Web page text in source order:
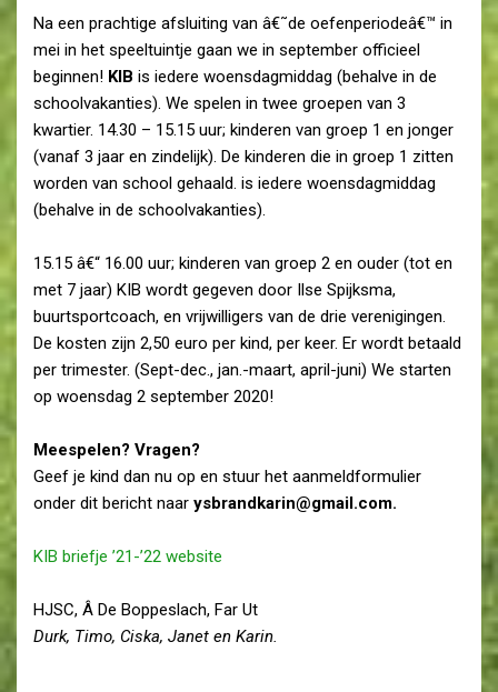
Na een prachtige afsluiting van â€˜de oefenperiodeâ€™ in
mei in het speeltuintje gaan we in september officieel
beginnen! KIB is iedere woensdagmiddag (behalve in de
schoolvakanties). We spelen in twee groepen van 3
kwartier. 14.30 – 15.15 uur; kinderen van groep 1 en jonger
(vanaf 3 jaar en zindelijk). De kinderen die in groep 1 zitten
worden van school gehaald. is iedere woensdagmiddag
(behalve in de schoolvakanties).
15.15 â€“ 16.00 uur; kinderen van groep 2 en ouder (tot en
met 7 jaar) KIB wordt gegeven door Ilse Spijksma,
buurtsportcoach, en vrijwilligers van de drie verenigingen.
De kosten zijn 2,50 euro per kind, per keer. Er wordt betaald
per trimester. (Sept-dec., jan.-maart, april-juni) We starten
op woensdag 2 september 2020!
Meespelen? Vragen?
Geef je kind dan nu op en stuur het aanmeldformulier
onder dit bericht naar ysbrandkarin@gmail.com.
KIB briefje ’21-’22 website
HJSC, Â De Boppeslach, Far Ut
Durk, Timo, Ciska, Janet en Karin.